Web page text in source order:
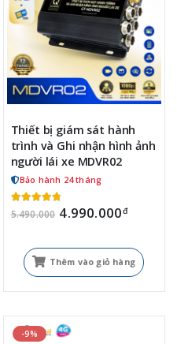
Thiết bị giám sát hành
trình và Ghi nhận hình ảnh
người lái xe MDVR02
Bảo hành 24 tháng
5.490.000 4.990.000đ
Thêm vào giỏ hàng
-9%